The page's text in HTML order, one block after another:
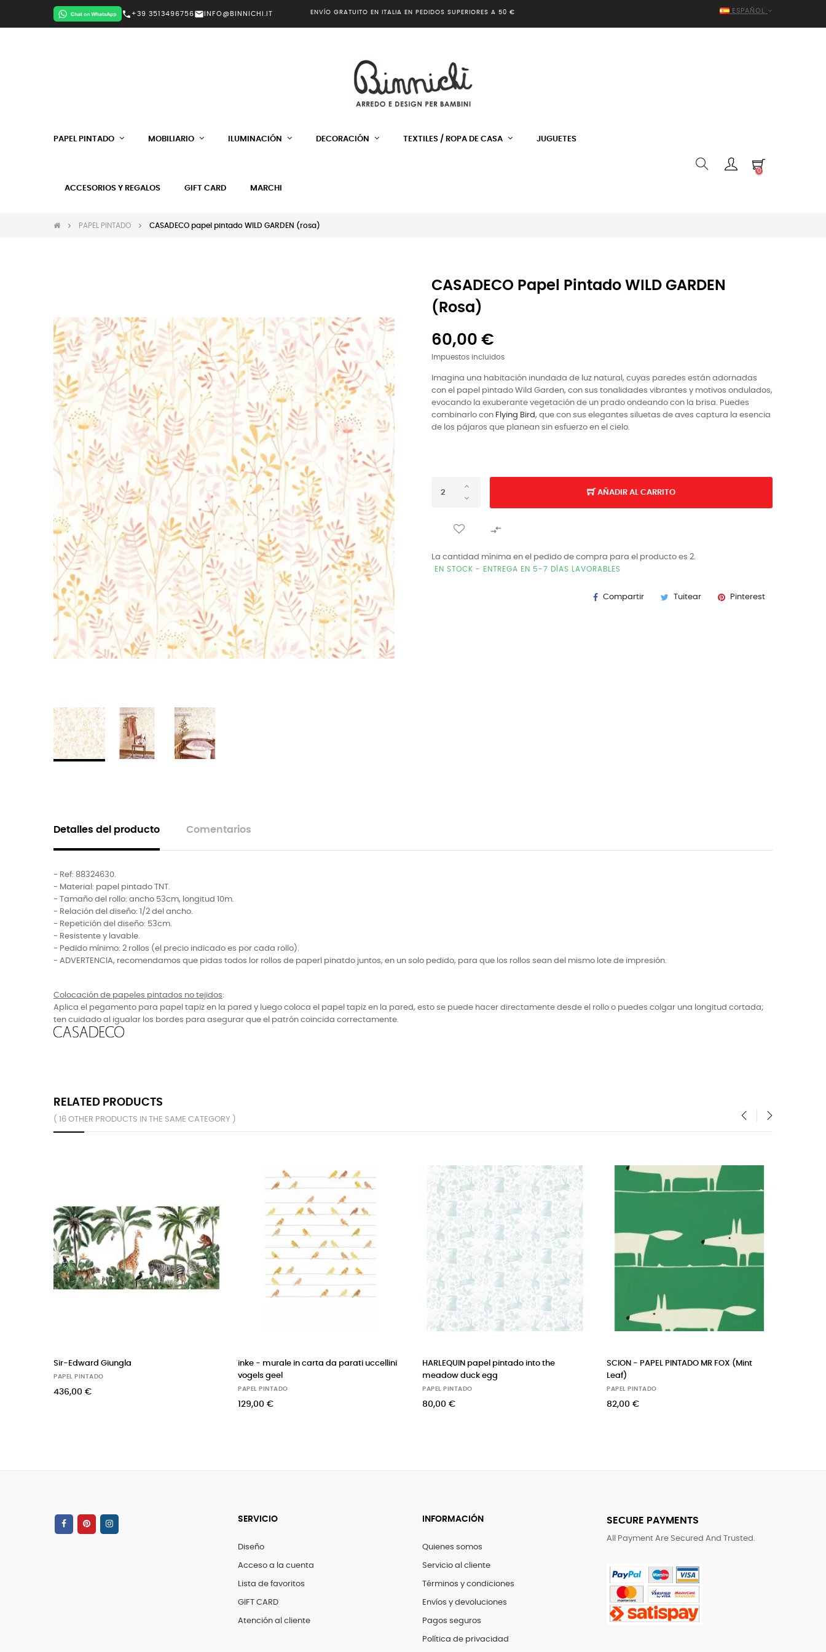
call +39 3513496756mail INFO@BINNICHI.IT ENVÍO GRATUITO EN ITALIA EN PEDIDOS SUPERIORES A 50 € ESPAÑOL
PAPEL PINTADO MOBILIARIO ILUMINACIÓN DECORACIÓN TEXTILES / ROPA DE CASA JUGUETES
ACCESORIOS Y REGALOS GIFT CARD MARCHI
0
PAPEL PINTADO CASADECO papel pintado WILD GARDEN (rosa)
CASADECO Papel Pintado WILD GARDEN
(rosa)
60,00 €
Impuestos incluidos
Imagina una habitación inundada de luz natural, cuyas paredes están adornadas
con el papel pintado Wild Garden, con sus tonalidades vibrantes y motivos ondulados,
evocando la exuberante vegetación de un prado ondeando con la brisa. Puedes
combinarlo con Flying Bird, que con sus elegantes siluetas de aves captura la esencia
de los pájaros que planean sin esfuerzo en el cielo.
AÑADIR AL CARRITO

La cantidad mínima en el pedido de compra para el producto es 2.
EN STOCK - ENTREGA EN 5-7 DÍAS LAVORABLES
Compartir Tuitear Pinterest
Detalles del producto Comentarios
- Ref: 88324630.
- Material: papel pintado TNT.
- Tamaño del rollo: ancho 53cm, longitud 10m.
- Relación del diseño: 1/2 del ancho.
- Repetición del diseño: 53cm.
- Resistente y lavable.
- Pedido mínimo: 2 rollos (el precio indicado es por cada rollo).
- ADVERTENCIA, recomendamos que pidas todos lor rollos de paperl pinatdo juntos, en un solo pedido, para que los rollos sean del mismo lote de impresión.
Colocación de papeles pintados no tejidos:
Aplica el pegamento para papel tapiz en la pared y luego coloca el papel tapiz en la pared, esto se puede hacer directamente desde el rollo o puedes colgar una longitud cortada;
ten cuidado al igualar los bordes para asegurar que el patrón coincida correctamente.
RELATED PRODUCTS
( 16 OTHER PRODUCTS IN THE SAME CATEGORY )
da parati uccellini
HARLEQUIN papel pintado into the
SCION - PAPEL PINTADO MR FOX (Mint
CASADECO papel pintado WHALE (rosa)
PAPEL PINTADO
BARTSCH carta da parati nuvole
SERVICIO
Diseño
Acceso a la cuenta
Lista de favoritos
GIFT CARD
Atención al cliente
INFORMACIÓN
Quienes somos
Servicio al cliente
Términos y condiciones
Envíos y devoluciones
Pagos seguros
Política de privacidad
SECURE PAYMENTS
All Payment Are Secured And Trusted.